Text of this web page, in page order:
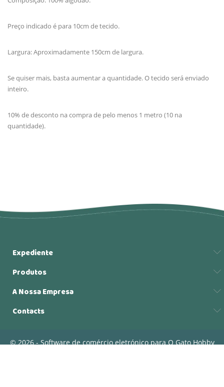
Preço indicado é para 10cm de tecido.
Largura: Aproximadamente 150cm de largura.
Se quiser mais, basta aumentar a quantidade. O tecido será enviado
inteiro.
10% de desconto na compra de pelo menos 1 metro (10 na
quantidade).
Expediente
Produtos
A Nossa Empresa
Contacts
© 2026 - Software de comércio eletrónico para O Gato Hobby